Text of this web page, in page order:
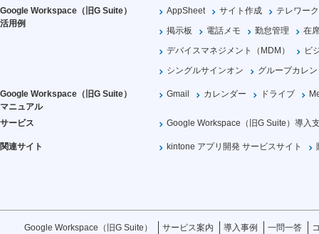
Google Workspace（旧G Suite）
活用例
AppSheet サイト作成
テレワーク
掲示板
電話メモ 勤怠管理
在
デバイスマネジメント（MDM）
ビ
シングルサインオン
グループカレ
Google Workspace（旧G Suite）
マニュアル
Gmail カレンダー ドライブ
サービス Google Workspace（旧G Suite）導入
関連サイト kintone アプリ開発 サービスサイト
Google Workspace（旧G Suite） サービス案内 導入事例 一問一答